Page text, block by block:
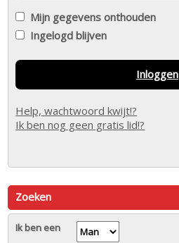
Mijn gegevens onthouden
Ingelogd blijven
Inloggen
Help, wachtwoord kwijt!?
Ik ben nog geen gratis lid!?
Zoeken
Ik ben een